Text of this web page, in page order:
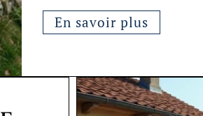
En savoir plus